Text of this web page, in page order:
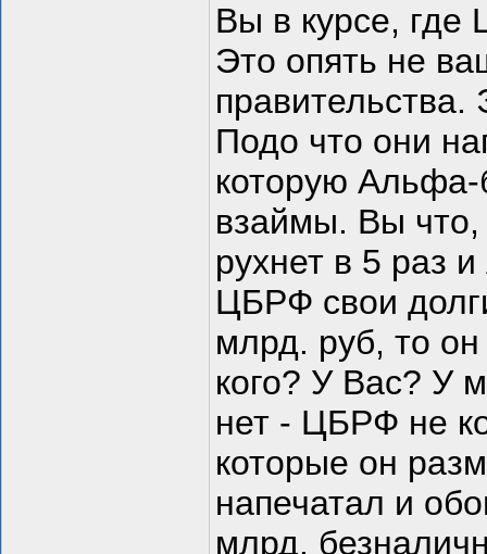
Вы в курсе, где
Это опять не
Подо что они
которую Альфа-
взаймы. Вы что,
рухнет в 5 раз
ЦБРФ свои
млрд. руб, то он
кого? У Вас? У
нет - ЦБРФ не
которые он
напечатал и
млрд.